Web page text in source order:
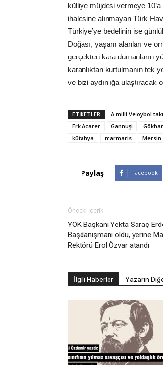
külliye müjdesi vermeye 10’a
ihalesine alınmayan Türk
Türkiye’ye bedelinin ise
Doğası, yaşam alanları ve
gerçekten kara dumanların
karanlıktan kurtulmanın tek
ve bizi aydınlığa ulaştıracak
ETIKETLER A milli Veloybol
Erk Acarer
Gannuşi
kütahya
marmaris Mersin
Paylaş Facebook
Önceki İçerik
YÖK Başkanı Yekta Saraç
Başdanışmanı oldu, yerine
Rektörü Erol Özvar atandı
İlgili Haberler Yazarın